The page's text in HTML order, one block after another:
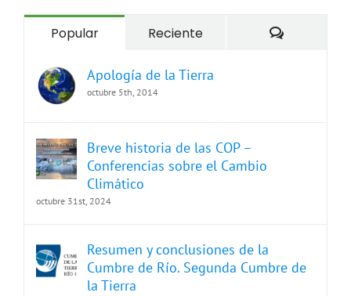
Popular Reciente
Apología de la Tierra
octubre 5th, 2014
Breve historia de las COP –
Conferencias sobre el Cambio
Climático
octubre 31st, 2024
Resumen y conclusiones de la
Cumbre de Río. Segunda Cumbre de
la Tierra